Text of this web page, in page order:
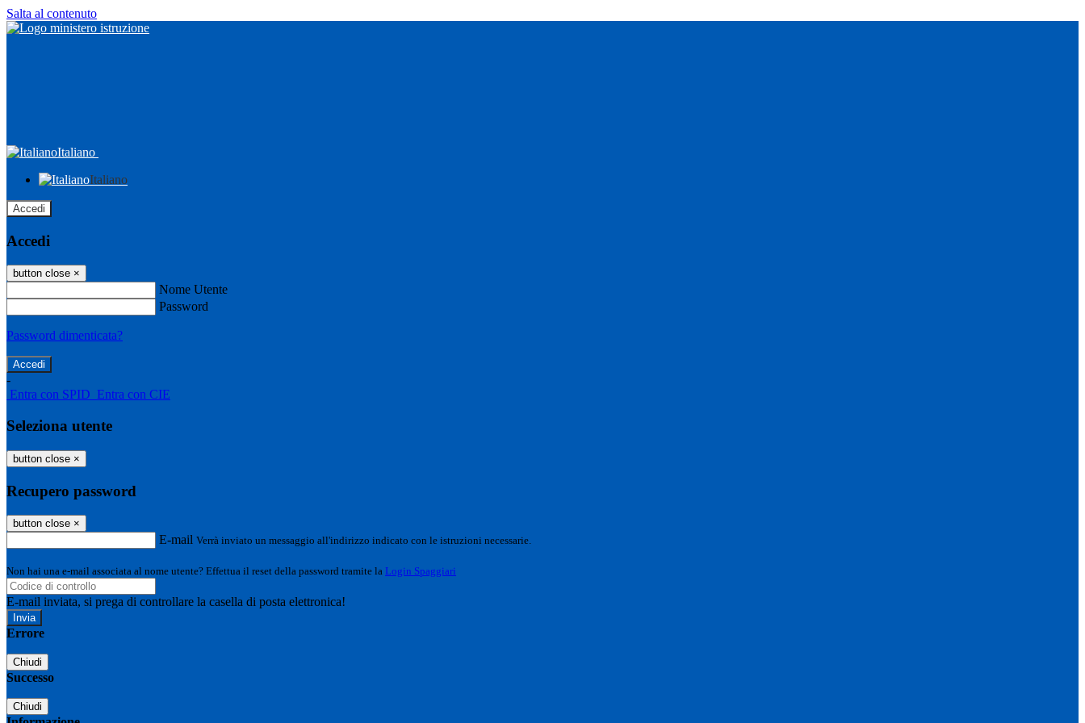
Salta al contenuto
Italiano
Italiano
Accedi
Accedi
button close ×
Nome Utente
Password
Password dimenticata?
-
Entra con SPID Entra con CIE
Seleziona utente
button close ×
Recupero password
button close ×
E-mail Verrà inviato un messaggio all'indirizzo indicato con le istruzioni necessarie.
Non hai una e-mail associata al nome utente? Effettua il reset della password tramite la Login Spaggiari
E-mail inviata, si prega di controllare la casella di posta elettronica!
Errore
Chiudi
Successo
Chiudi